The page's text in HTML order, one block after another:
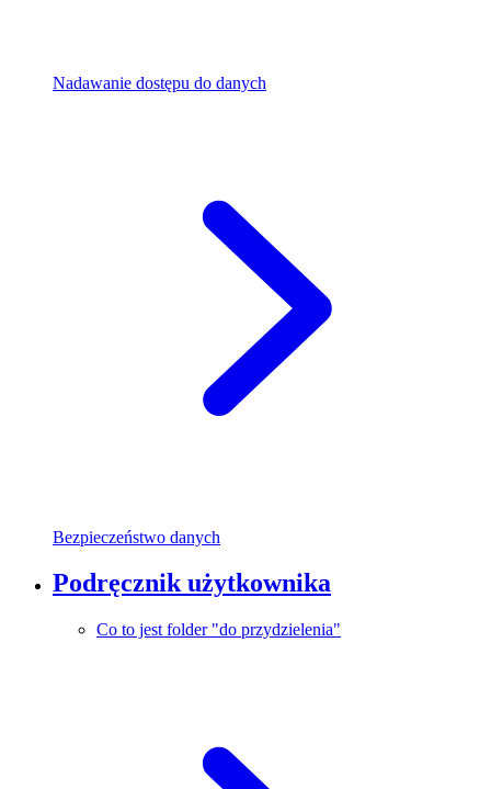
Nadawanie dostępu do danych
Bezpieczeństwo danych
Podręcznik użytkownika
Co to jest folder "do przydzielenia"